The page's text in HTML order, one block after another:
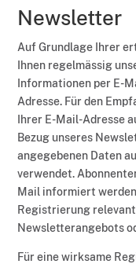
Newsletter
Auf Grundlage Ihrer
Ihnen regelmässig
Informationen per E-
Adresse. Für den
Ihrer E-Mail-Adresse
Bezug unseres
angegebenen Daten
verwendet.
Mail informiert
Registrierung
Newsletterangebots
Für eine wirksame